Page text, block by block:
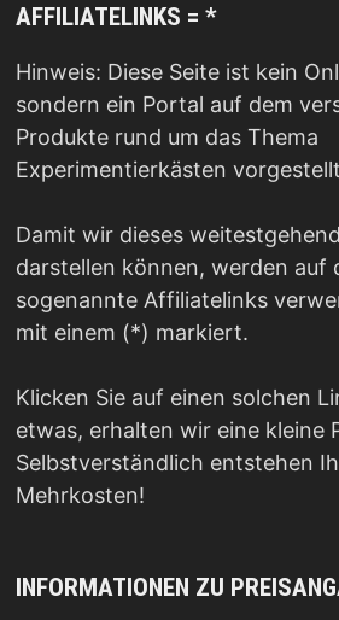
AFFILIATELINKS = *
Hinweis: Diese Seite ist kein
sondern ein Portal auf dem
Produkte rund um das Thema
Experimentierkästen
Damit wir dieses
darstellen können, werden auf
sogenannte Affiliatelinks
mit einem (*) markiert.
Klicken Sie auf einen solchen
etwas, erhalten wir eine kleine
Selbstverständlich entstehen
Mehrkosten!
INFORMATIONEN ZU